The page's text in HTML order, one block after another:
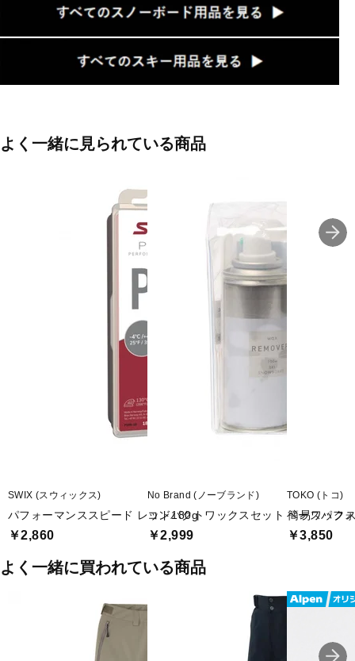
よく一緒に見られている商品
SWIX (スウィックス)
パフォーマンススピード レッド180g
￥2,860
No Brand (ノーブランド)
コンパクトワックスセット 簡易ワック
￥2,999
TOKO (トコ)
ベースパフ
￥3,850
よく一緒に買われている商品